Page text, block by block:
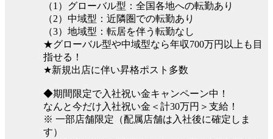
（1）グローバル型：全国各地への転勤あり
（2）中域型：近隣圏での転勤あり
（3）地域型：転居を伴う転勤なし
★グローバル型や中域型なら年収700万円以上も目
指せる！
★新規出店に伴い昇格ポスト多数
◆期間限定で入社祝い金キャンペーン中！
なんと今だけ入社祝い金＜計30万円＞支給！
※ 一部店舗限定（配属店舗は入社後に確定しま
す）